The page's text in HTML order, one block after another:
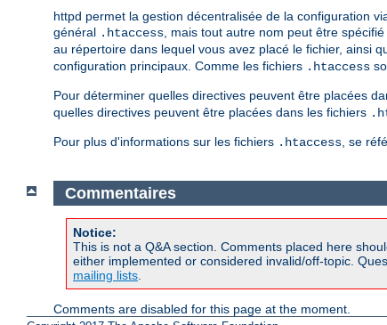
httpd permet la gestion décentralisée de la configuration
général .htaccess, mais tout autre nom peut être
au répertoire dans lequel vous avez placé le fichier, ainsi
configuration principaux. Comme les fichiers .htaccess
Pour déterminer quelles directives peuvent être placées
quelles directives peuvent être placées dans les fichiers
Pour plus d'informations sur les fichiers .htaccess, se
Commentaires
Notice:
This is not a Q&A section. Comments placed here
either implemented or considered invalid/off-topic.
mailing lists.
Comments are disabled for this page at the moment.